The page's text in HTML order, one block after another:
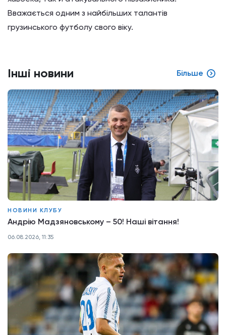
Вважається одним з найбільших талантів
грузинського футболу свого віку.
Інші новини Більше
НОВИНИ КЛУБУ
Андрію Мадзяновському – 50! Наші вітання!
06.08.2026, 11:35